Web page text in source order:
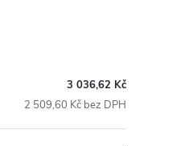
3 036,62 Kč
2 509,60 Kč bez DPH